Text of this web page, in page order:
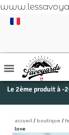
Le 2ème produit à -
accueil / boutique /
love